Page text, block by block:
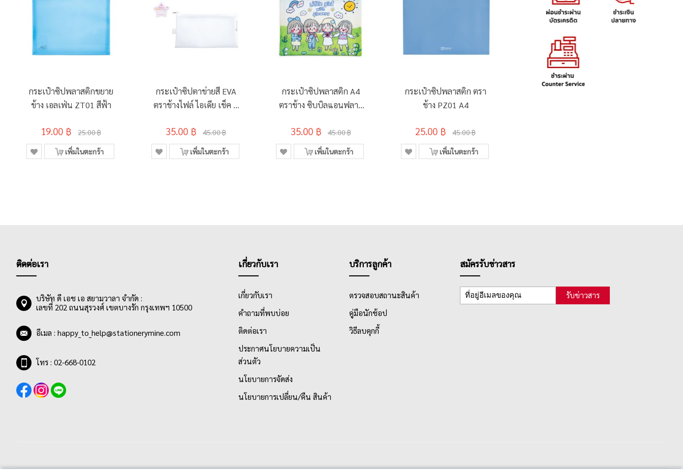
กระเป๋าซิปพลาสติกขยาย
ข้าง เอลเฟ่น ZT01 สีฟ้า
19.00 ฿ 25.00 ฿
เพิ่มในตะกร้า
กระเป๋าซิปตาข่ายสี EVA
ตราช้างไฟล์ ไอเดีย เช็ค สี
35.00 ฿ 45.00 ฿
เพิ่มในตะกร้า
กระเป๋าซิปพลาสติก A4
ตราช้าง ซิบบิลแอนฟลาว
35.00 ฿ 45.00 ฿
เพิ่มในตะกร้า
กระเป๋าซิปพลาสติก ตรา
ช้าง PZ01 A4
25.00 ฿ 45.00 ฿
เพิ่มในตะกร้า
ติดต่อเรา
บริษัท ดี เอช เอ สยามวาลา จำกัด :
เลขที่ 202 ถนนสุรวงศ์ เขตบางรัก กรุงเทพฯ 10500
อีเมล : happy_to_help@stationerymine.com
โทร : 02-668-0102
เกี่ยวกับเรา
เกี่ยวกับเรา
คำถามที่พบบ่อย
ติดต่อเรา
ประกาศนโยบายความเป็น
ส่วนตัว
นโยบายการจัดส่ง
นโยบายการเปลี่ยน/คืน สินค้า
บริการลูกค้า
ตรวจสอบสถานะสินค้า
คู่มือนักช้อป
วิธีลบคุกกี้
สมัครรับข่าวสาร
รับข่าวสาร